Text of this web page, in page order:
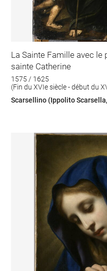
La Sainte Famille avec le
sainte Catherine
1575 / 1625
(Fin du XVIe siècle - début du